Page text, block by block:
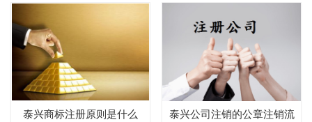
泰兴商标注册原则是什么
泰兴公司注销的公章注销流